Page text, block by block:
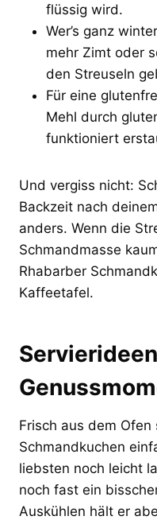
flüssig wird.
Wer’s ganz
mehr Zimt oder
den Streuseln
Für eine
Mehl durch
funktioniert
Und vergiss nicht:
Backzeit nach
anders. Wenn die
Schmandmasse
Rhabarber
Kaffeetafel.
Frisch aus dem
Schmandkuchen
liebsten noch leicht
noch fast ein
Auskühlen hält er